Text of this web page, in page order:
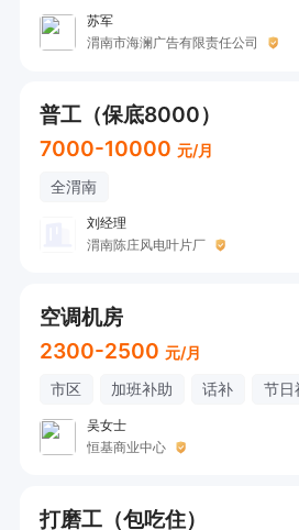
苏军
渭南市海澜广告有限责任公司
普工（保底8000）
7000-10000 元/月
全渭南
刘经理
渭南陈庄风电叶片厂
空调机房
2300-2500 元/月
市区 加班补助 话补 节日
吴女士
恒基商业中心
打磨工（包吃住）